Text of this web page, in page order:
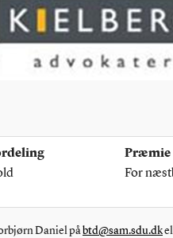
Præmie
For
Daniel på btd@sam.sdu.dk